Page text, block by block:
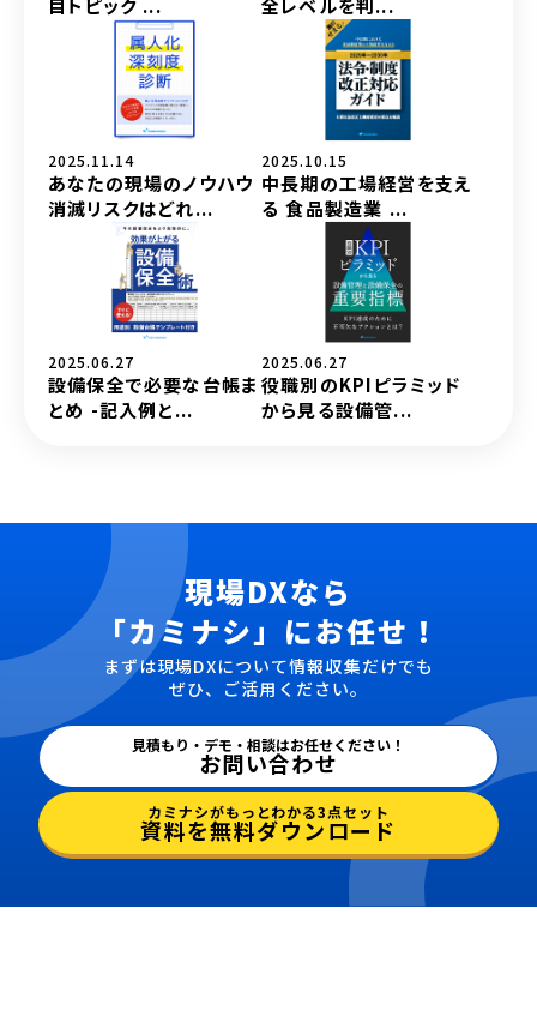
目トピック ...
全レベルを判...
2025.11.14
あなたの現場のノウハウ
消滅リスクはどれ...
2025.10.15
中長期の工場経営を支え
る 食品製造業 ...
2025.06.27
設備保全で必要な台帳ま
とめ -記入例と...
2025.06.27
役職別のKPIピラミッド
から見る設備管...
現場DXなら
「カミナシ」にお任せ！
まずは現場DXについて情報収集だけでも
ぜひ、ご活用ください。
見積もり・デモ・相談はお任せください！
お問い合わせ
カミナシがもっとわかる3点セット
資料を無料ダウンロード